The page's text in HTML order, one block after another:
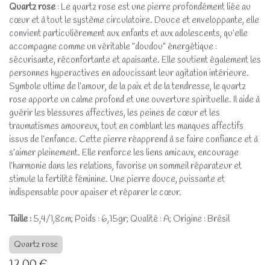
Quartz rose : Le quartz rose est une pierre profondément liée au
cœur et à tout le système circulatoire. Douce et enveloppante, elle
convient particulièrement aux enfants et aux adolescents, qu’elle
accompagne comme un véritable "doudou" énergétique :
sécurisante, réconfortante et apaisante. Elle soutient également les
personnes hyperactives en adoucissant leur agitation intérieure.
Symbole ultime de l’amour, de la paix et de la tendresse, le quartz
rose apporte un calme profond et une ouverture spirituelle. Il aide à
guérir les blessures affectives, les peines de cœur et les
traumatismes amoureux, tout en comblant les manques affectifs
issus de l’enfance. Cette pierre réapprend à se faire confiance et à
s’aimer pleinement. Elle renforce les liens amicaux, encourage
l’harmonie dans les relations, favorise un sommeil réparateur et
stimule la fertilité féminine. Une pierre douce, puissante et
indispensable pour apaiser et réparer le cœur.
Taille : 5,4/1,8cm; Poids : 6,15gr; Qualité : A; Origine : Brésil
Quartz rose